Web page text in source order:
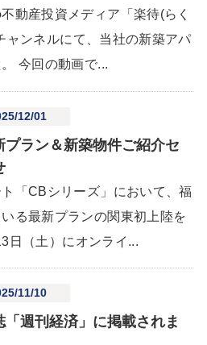
動産投資メディア「楽待(らく
ャンネルにて、当社の新築アパ
今回の動画で...
12/01
プラン＆新築物件ご紹介セ
「CBシリーズ」において、福
る最新プランの関東初上陸を
日（土）にオンライ...
11/10
週刊経済」に掲載されま